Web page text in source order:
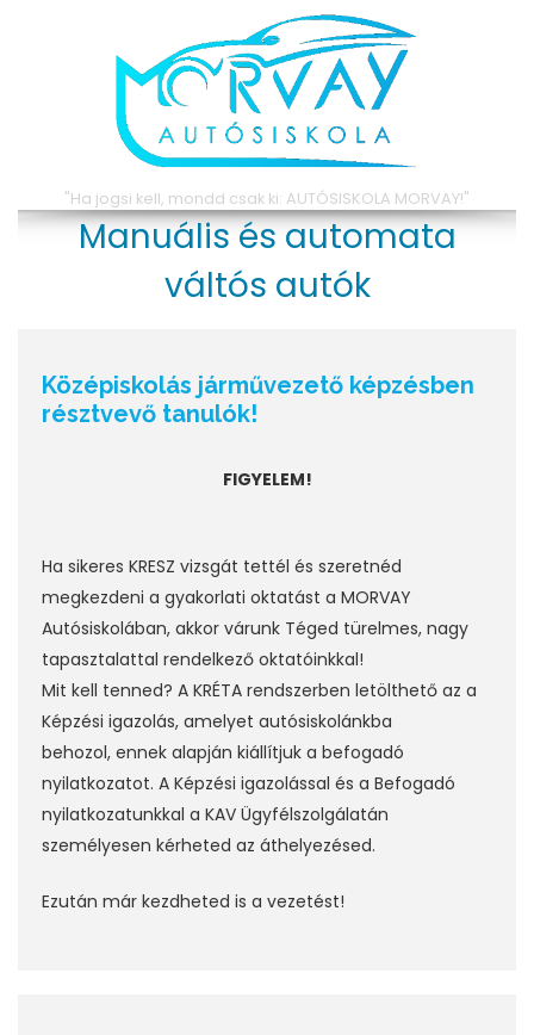
"Ha jogsi kell, mondd csak ki: AUTÓSISKOLA MORVAY!"
és automata
Középiskolás járművezető képzésben
résztvevő tanulók!
FIGYELEM!
Ha sikeres KRESZ vizsgát tettél és szeretnéd
megkezdeni a gyakorlati oktatást a MORVAY
Autósiskolában, akkor várunk Téged türelmes, nagy
tapasztalattal rendelkező oktatóinkkal!
Mit kell tenned? A KRÉTA rendszerben letölthető az a
Képzési igazolás, amelyet autósiskolánkba
behozol, ennek alapján kiállítjuk a befogadó
nyilatkozatot. A Képzési igazolással és a Befogadó
nyilatkozatunkkal a KAV Ügyfélszolgálatán
személyesen kérheted az áthelyezésed.
Ezután már kezdheted is a vezetést!